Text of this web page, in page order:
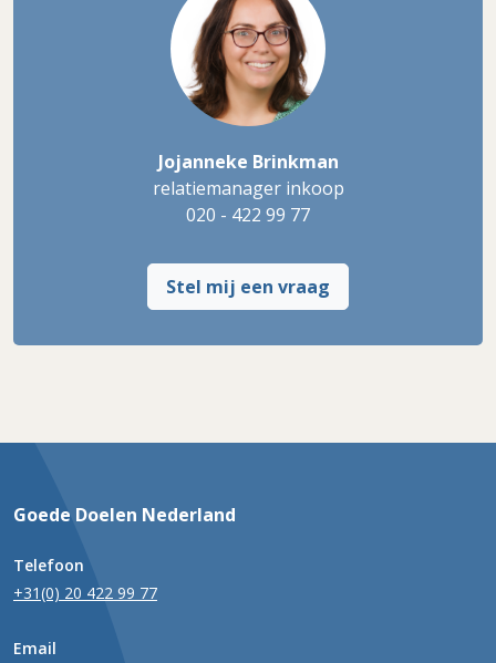
Jojanneke Brinkman
relatiemanager inkoop
020 - 422 99 77
Stel mij een vraag
Goede Doelen Nederland
Telefoon
+31(0) 20 422 99 77
Email